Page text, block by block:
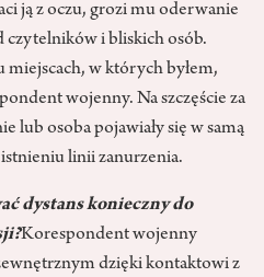
ją z oczu, grozi mu oderwanie
czytelników i bliskich osób.
miejscach, w których byłem,
wojenny. Na szczęście za
lub osoba pojawiały się w samą
linii zanurzenia.
dystans konieczny do
Korespondent wojenny
dzięki kontaktowi z